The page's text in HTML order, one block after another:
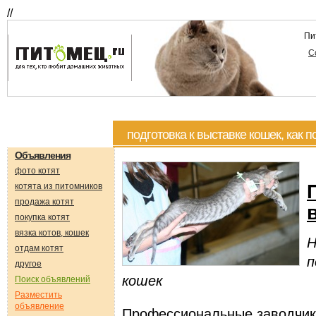
//
подготовка к выставке кошек, как
Объявления
фото котят
котята из питомников
продажа котят
покупка котят
вязка котов, кошек
отдам котят
другое
Поиск объявлений
Разместить
объявление
кошек